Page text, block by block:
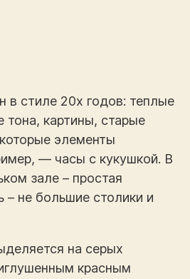
в стиле 20х годов: теплые
тона, картины, старые
элементы
— часы с кукушкой. В
зале – простая
– не большие столики и
на серых
красным